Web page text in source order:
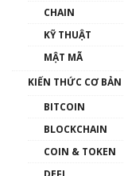
như
CHAIN
KỸ THUẬT
MẬT MÃ
KIẾN THỨC CƠ BẢN
BITCOIN
BLOCKCHAIN
COIN & TOKEN